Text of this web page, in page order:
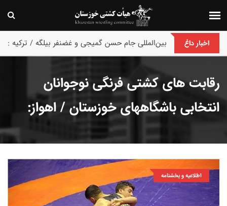
اخبار داغ
پایان رقابت های بین‌المللی جام حسن گمیجی و غضنفر بیلگه / ترکیه :
رقابت های کشتی فرنگی نوجوانان
انتخابی باشگاههای خوزستان / اهواز:
اطلاعیه و بخشنامه